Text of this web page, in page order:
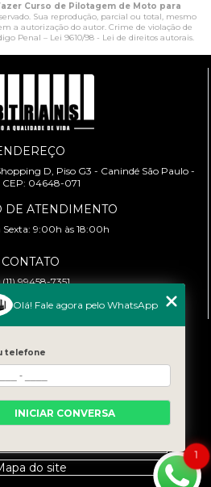
Curso de Pilotagem de Moto para
Sua reprodução, parcial ou total, mesmo
a autorização do autor. Crime de violação de
Penal – Lei 9610/98 - Lei de direitos autorais.
D, Piso G3 - Canindé São Paulo -
CEP: 04648-071
DE ATENDIMENTO
Sexta: 9:00h às 18:00h
CONTATO
(11) 99458-7351
Home
Empresa
Galeria
Contato
Mapa do site
1
Olá! Fale agora pelo WhatsApp
telefone
INICIAR CONVERSA